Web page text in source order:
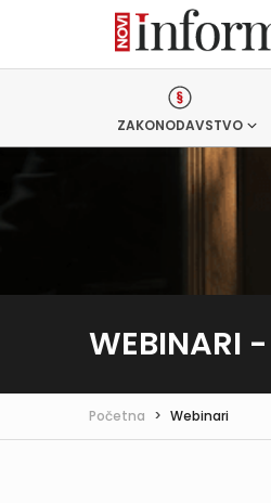
ZAKONODAVSTVO
WEBINARI
Početna > Webinari